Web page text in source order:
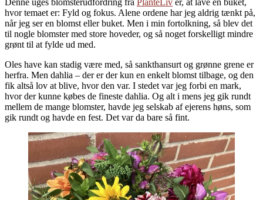
Denne uges blomsterudfordring fra PlanteLiv er, at lave en buket,
hvor temaet er: Fyld og fokus. Alene ordene har jeg aldrig tænkt på,
når jeg ser en blomst eller buket. Men i min fortolkning, så blev det
til nogle blomster med store hoveder, og så noget forskelligt mindre
grønt til at fylde ud med.
Oles have kan stadig være med, så sankthansurt og grønne grene er
herfra. Men dahlia – der er der kun en enkelt blomst tilbage, og den
fik altså lov at blive, hvor den var. I stedet var jeg forbi en mark,
hvor der kunne købes de fineste dahlia. Og alt i mens jeg gik rundt
mellem de mange blomster, havde jeg selskab af ejerens høns, som
gik rundt og havde en fest. Det var da bare så fint.